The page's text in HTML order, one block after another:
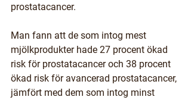
prostatacancer.
Man fann att de som intog mest
mjölkprodukter hade 27 procent ökad
risk för prostatacancer och 38 procent
ökad risk för avancerad prostatacancer,
jämfört med dem som intog minst